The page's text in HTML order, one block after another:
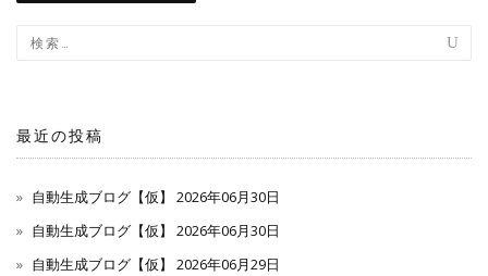
最近の投稿
自動生成ブログ【仮】 2026年06月30日
自動生成ブログ【仮】 2026年06月30日
自動生成ブログ【仮】 2026年06月29日